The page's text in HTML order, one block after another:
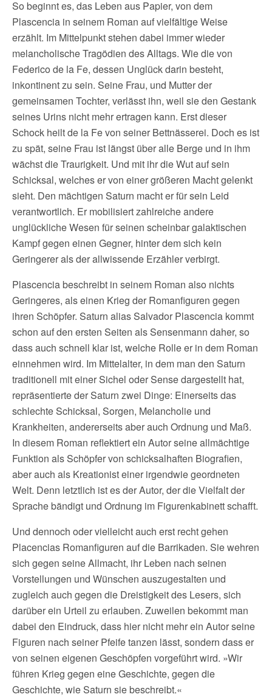
So beginnt es, das Leben aus Papier, von dem
Plascencia in seinem Roman auf vielfältige Weise
erzählt. Im Mittelpunkt stehen dabei immer wieder
melancholische Tragödien des Alltags. Wie die von
Federico de la Fe, dessen Unglück darin besteht,
inkontinent zu sein. Seine Frau, und Mutter der
gemeinsamen Tochter, verlässt ihn, weil sie den Gestank
seines Urins nicht mehr ertragen kann. Erst dieser
Schock heilt de la Fe von seiner Bettnässerei. Doch es ist
zu spät, seine Frau ist längst über alle Berge und in ihm
wächst die Traurigkeit. Und mit ihr die Wut auf sein
Schicksal, welches er von einer größeren Macht gelenkt
sieht. Den mächtigen Saturn macht er für sein Leid
verantwortlich. Er mobilisiert zahlreiche andere
unglückliche Wesen für seinen scheinbar galaktischen
Kampf gegen einen Gegner, hinter dem sich kein
Geringerer als der allwissende Erzähler verbirgt.
Plascencia beschreibt in seinem Roman also nichts
Geringeres, als einen Krieg der Romanfiguren gegen
ihren Schöpfer. Saturn alias Salvador Plascencia kommt
schon auf den ersten Seiten als Sensenmann daher, so
dass auch schnell klar ist, welche Rolle er in dem Roman
einnehmen wird. Im Mittelalter, in dem man den Saturn
traditionell mit einer Sichel oder Sense dargestellt hat,
repräsentierte der Saturn zwei Dinge: Einerseits das
schlechte Schicksal, Sorgen, Melancholie und
Krankheiten, andererseits aber auch Ordnung und Maß.
In diesem Roman reflektiert ein Autor seine allmächtige
Funktion als Schöpfer von schicksalhaften Biografien,
aber auch als Kreationist einer irgendwie geordneten
Welt. Denn letztlich ist es der Autor, der die Vielfalt der
Sprache bändigt und Ordnung im Figurenkabinett schafft.
Und dennoch oder vielleicht auch erst recht gehen
Placencias Romanfiguren auf die Barrikaden. Sie wehren
sich gegen seine Allmacht, ihr Leben nach seinen
Vorstellungen und Wünschen auszugestalten und
zugleich auch gegen die Dreistigkeit des Lesers, sich
darüber ein Urteil zu erlauben. Zuweilen bekommt man
dabei den Eindruck, dass hier nicht mehr ein Autor seine
Figuren nach seiner Pfeife tanzen lässt, sondern dass er
von seinen eigenen Geschöpfen vorgeführt wird. »Wir
führen Krieg gegen eine Geschichte, gegen die
Geschichte, wie Saturn sie beschreibt.«